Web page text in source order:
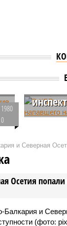
1980
0
В КБР
В
и Северная
Осетия попали